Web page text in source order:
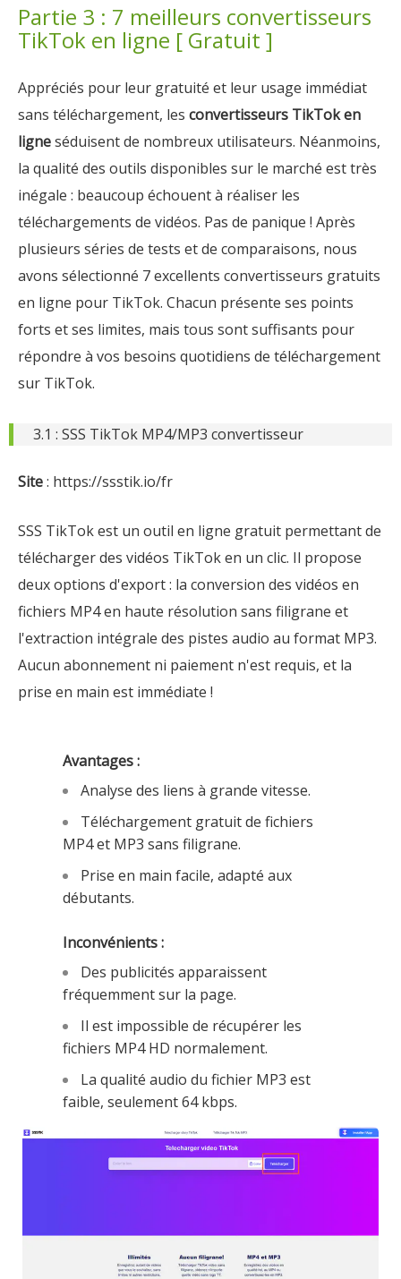
Partie 3 : 7 meilleurs convertisseurs
TikTok en ligne [ Gratuit ]
Appréciés pour leur gratuité et leur usage immédiat
sans téléchargement, les convertisseurs TikTok en
ligneséduisent de nombreux utilisateurs. Néanmoins,
la qualité des outils disponibles sur le marché est très
inégale : beaucoup échouent à réaliser les
téléchargements de vidéos. Pas de panique ! Après
plusieurs séries de tests et de comparaisons, nous
avons sélectionné 7 excellents convertisseurs gratuits
en ligne pour TikTok. Chacun présente ses points
forts et ses limites, mais tous sont suffisants pour
répondre à vos besoins quotidiens de téléchargement
sur TikTok.
3.1 : SSS TikTok MP4/MP3 convertisseur
Site: https://ssstik.io/fr
SSS TikTok est un outil en ligne gratuit permettant de
télécharger des vidéos TikTok en un clic. Il propose
deux options d'export : la conversion des vidéos en
fichiers MP4 en haute résolution sans filigrane et
l'extraction intégrale des pistes audio au format MP3.
Aucun abonnement ni paiement n'est requis, et la
prise en main est immédiate !
Avantages :
Analyse des liens à grande vitesse.
Téléchargement gratuit de fichiers
MP4 et MP3 sans filigrane.
Prise en main facile, adapté aux
débutants.
Inconvénients :
Des publicités apparaissent
fréquemment sur la page.
Il est impossible de récupérer les
fichiers MP4 HD normalement.
La qualité audio du fichier MP3 est
faible, seulement 64 kbps.